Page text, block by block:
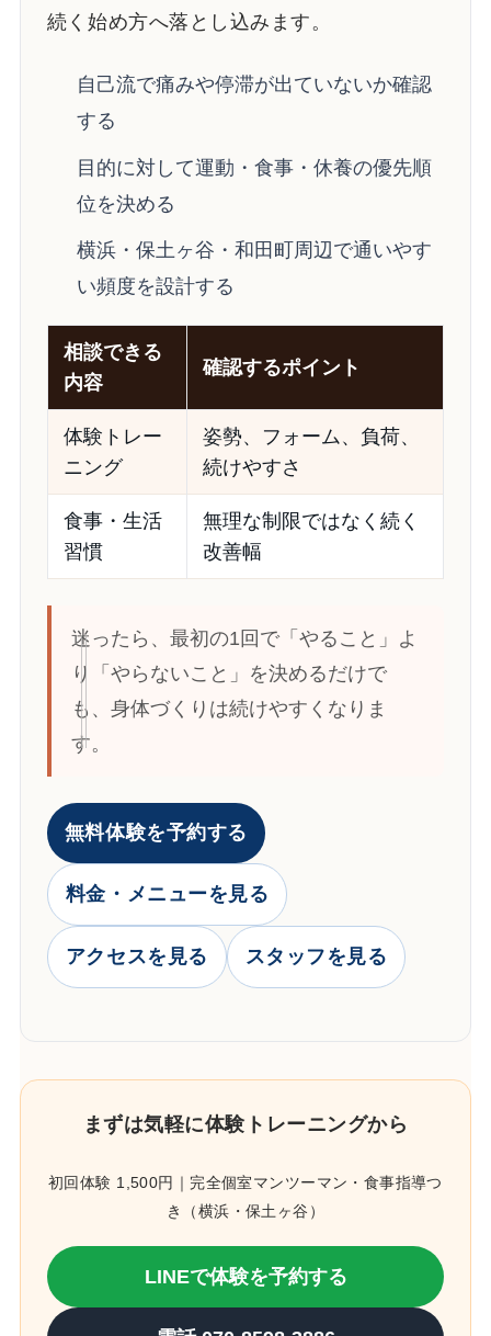
続く始め方へ落とし込みます。
自己流で痛みや停滞が出ていないか確認
する
目的に対して運動・食事・休養の優先順
位を決める
横浜・保土ヶ谷・和田町周辺で通いやす
い頻度を設計する
相談できる
内容
確認するポイント
体験トレー
ニング
姿勢、フォーム、負荷、
続けやすさ
食事・生活
習慣
無理な制限ではなく続く
改善幅
迷ったら、最初の1回で「やること」よ
り「やらないこと」を決めるだけで
も、身体づくりは続けやすくなりま
す。
無料体験を予約する
料金・メニューを見る
アクセスを見る スタッフを見る
まずは気軽に体験トレーニングから
初回体験 1,500円｜完全個室マンツーマン・食事指導つ
き（横浜・保土ヶ谷）
LINEで体験を予約する